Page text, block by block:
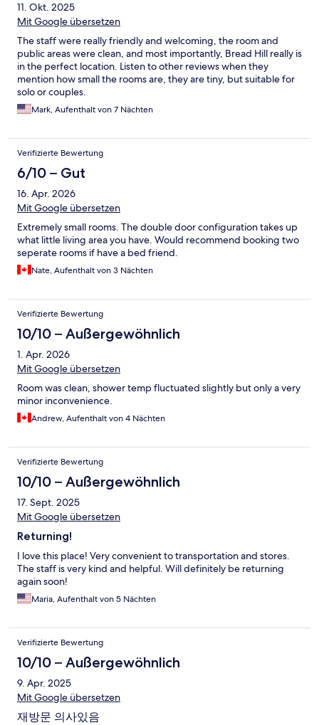
11. Okt. 2025
Mit Google übersetzen
The staff were really friendly and welcoming, the room and
public areas were clean, and most importantly, Bread Hill really is
in the perfect location. Listen to other reviews when they
mention how small the rooms are, they are tiny, but suitable for
solo or couples.
Mark, Aufenthalt von 7 Nächten
Verifizierte Bewertung
6/10 – Gut
16. Apr. 2026
Mit Google übersetzen
Extremely small rooms. The double door configuration takes up
what little living area you have. Would recommend booking two
seperate rooms if have a bed friend.
Nate, Aufenthalt von 3 Nächten
Verifizierte Bewertung
10/10 – Außergewöhnlich
1. Apr. 2026
Mit Google übersetzen
Room was clean, shower temp fluctuated slightly but only a very
minor inconvenience.
Andrew, Aufenthalt von 4 Nächten
Verifizierte Bewertung
10/10 – Außergewöhnlich
17. Sept. 2025
Mit Google übersetzen
Returning!
I love this place! Very convenient to transportation and stores.
The staff is very kind and helpful. Will definitely be returning
again soon!
Maria, Aufenthalt von 5 Nächten
Verifizierte Bewertung
10/10 – Außergewöhnlich
9. Apr. 2025
Mit Google übersetzen
재방문 의사있음